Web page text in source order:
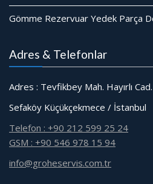
Gömme Rezervuar Yedek Parça
Adres & Telefonlar
Adres : Tevfikbey Mah. Hayırlı
Sefaköy Küçükçekmece / İstanbul
Telefon : +90 212 599 25 24
GSM : +90 546 978 15 94
info@groheservis.com.tr